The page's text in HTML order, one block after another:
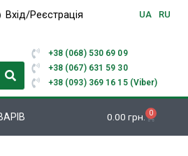
Вхід/Реєстрація UA RU
+38 (068) 530 69 09
+38 (067) 631 59 30
+38 (093) 369 16 15 (Viber)
0.00 грн. 0
Кошик